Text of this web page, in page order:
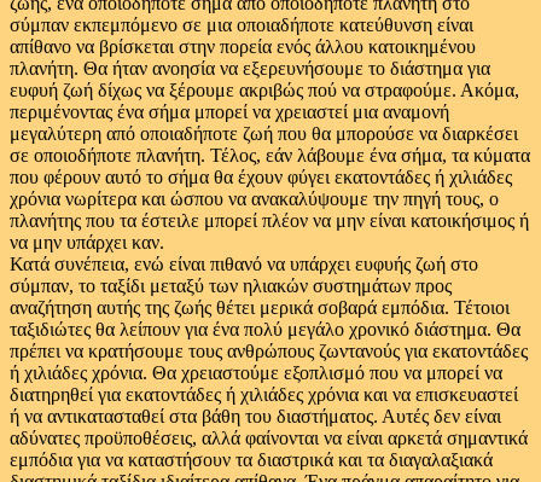
σύμπαν εκπεμπόμενο σε μια οποιαδήποτε κατεύθυνση είναι
απίθανο να βρίσκεται στην πορεία ενός άλλου κατοικημένου
πλανήτη. Θα ήταν ανοησία να εξερευνήσουμε το διάστημα για
ευφυή ζωή δίχως να ξέρουμε ακριβώς πού να στραφούμε. Ακόμα,
περιμένοντας ένα σήμα μπορεί να χρειαστεί μια αναμονή
μεγαλύτερη από οποιαδήποτε ζωή που θα μπορούσε να διαρκέσει
σε οποιοδήποτε πλανήτη. Τέλος, εάν λάβουμε ένα σήμα, τα κύματα
που φέρουν αυτό το σήμα θα έχουν φύγει εκατοντάδες ή χιλιάδες
χρόνια νωρίτερα και ώσπου να ανακαλύψουμε την πηγή τους, ο
πλανήτης που τα έστειλε μπορεί πλέον να μην είναι κατοικήσιμος ή
να μην υπάρχει καν.
Κατά συνέπεια, ενώ είναι πιθανό να υπάρχει ευφυής ζωή στο
σύμπαν, το ταξίδι μεταξύ των ηλιακών συστημάτων προς
αναζήτηση αυτής της ζωής θέτει μερικά σοβαρά εμπόδια. Τέτοιοι
ταξιδιώτες θα λείπουν για ένα πολύ μεγάλο χρονικό διάστημα. Θα
πρέπει να κρατήσουμε τους ανθρώπους ζωντανούς για εκατοντάδες
ή χιλιάδες χρόνια. Θα χρειαστούμε εξοπλισμό που να μπορεί να
διατηρηθεί για εκατοντάδες ή χιλιάδες χρόνια και να επισκευαστεί
ή να αντικατασταθεί στα βάθη του διαστήματος. Αυτές δεν είναι
αδύνατες προϋποθέσεις, αλλά φαίνονται να είναι αρκετά σημαντικά
εμπόδια για να καταστήσουν τα διαστρικά και τα διαγαλαξιακά